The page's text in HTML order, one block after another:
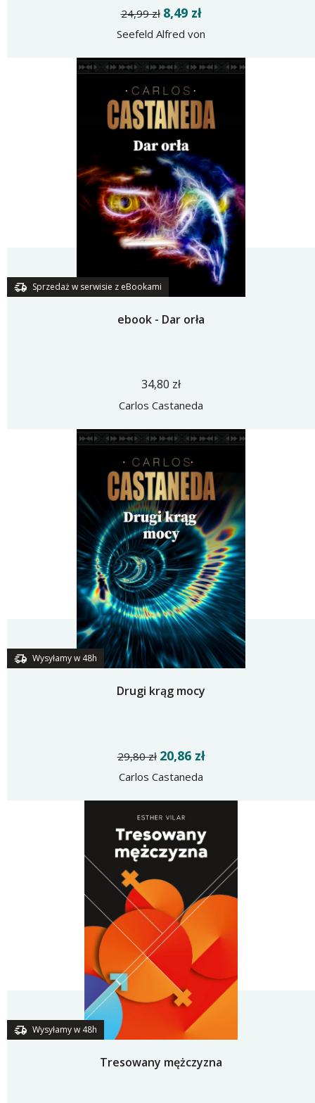
24,99 zł 8,49 zł
Seefeld Alfred von
Sprzedaż w serwisie z eBookami
ebook - Dar orła
34,80 zł
Carlos Castaneda
Wysyłamy w 48h
Drugi krąg mocy
29,80 zł 20,86 zł
Carlos Castaneda
Wysyłamy w 48h
Tresowany mężczyzna